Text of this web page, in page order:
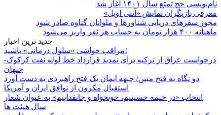
نام‌نویسی حج تمتع سال ۱۴۰۱ آغاز شد
معرفی بازیگران نمایش «آنتی اویل»
مجوز سفرهای دریایی شناورها و ملوانان گناوه صادر شود
ماهیانه ۴۰۰ هزار تومان به حساب هر نفر واریز می‌شود
جدید ترین اخبار
مراقب حواشی «سلول درمانی» باشید!
درخواست عراق از ترکیه برای تمدید قرارداد خط لوله نفت کرکوک-
جیهان
دو نگاه به فتح مبین/ جبهه ایمان یک فتح راهبردی به دست آورد
استقبال مکرون از توافق ایران و آمریکا
انتخاب «در خیمه حسینیم، خونخواه و جانفداییم» به عنوان شعار
سال هیئت ها